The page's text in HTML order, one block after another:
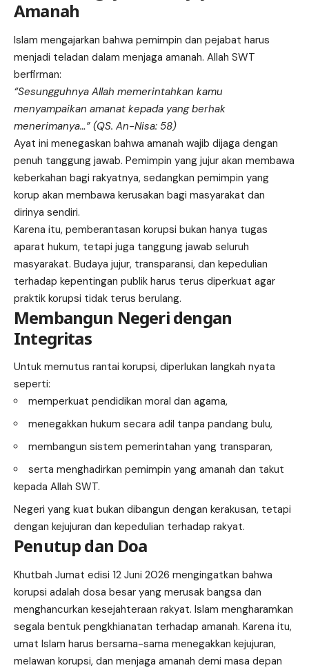
Amanah
Islam mengajarkan bahwa pemimpin dan pejabat harus
menjadi teladan dalam menjaga amanah. Allah SWT
berfirman:
“Sesungguhnya Allah memerintahkan kamu
menyampaikan amanat kepada yang berhak
menerimanya…” (QS. An-Nisa: 58)
Ayat ini menegaskan bahwa amanah wajib dijaga dengan
penuh tanggung jawab. Pemimpin yang jujur akan membawa
keberkahan bagi rakyatnya, sedangkan pemimpin yang
korup akan membawa kerusakan bagi masyarakat dan
dirinya sendiri.
Karena itu, pemberantasan korupsi bukan hanya tugas
aparat hukum, tetapi juga tanggung jawab seluruh
masyarakat. Budaya jujur, transparansi, dan kepedulian
terhadap kepentingan publik harus terus diperkuat agar
praktik korupsi tidak terus berulang.
Membangun Negeri dengan
Integritas
Untuk memutus rantai korupsi, diperlukan langkah nyata
seperti:
memperkuat pendidikan moral dan agama,
menegakkan hukum secara adil tanpa pandang bulu,
membangun sistem pemerintahan yang transparan,
serta menghadirkan pemimpin yang amanah dan takut
kepada Allah SWT.
Negeri yang kuat bukan dibangun dengan kerakusan, tetapi
dengan kejujuran dan kepedulian terhadap rakyat.
Penutup dan Doa
Khutbah Jumat edisi 12 Juni 2026 mengingatkan bahwa
korupsi adalah dosa besar yang merusak bangsa dan
menghancurkan kesejahteraan rakyat. Islam mengharamkan
segala bentuk pengkhianatan terhadap amanah. Karena itu,
umat Islam harus bersama-sama menegakkan kejujuran,
melawan korupsi, dan menjaga amanah demi masa depan